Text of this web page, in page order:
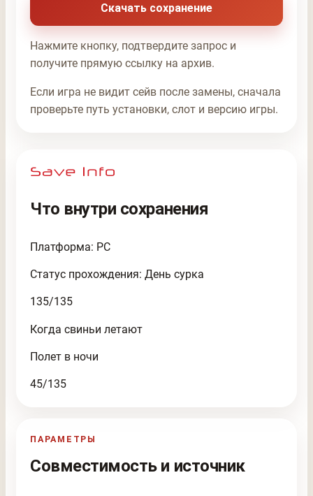
Скачать сохранение
Нажмите кнопку, подтвердите запрос и
получите прямую ссылку на архив.
Если игра не видит сейв после замены, сначала
проверьте путь установки, слот и версию игры.
Что внутри сохранения
Платформа: PC
Статус прохождения: День сурка
135/135
Когда свиньи летают
Полет в ночи
45/135
ПАРАМЕТРЫ
Совместимость и источник